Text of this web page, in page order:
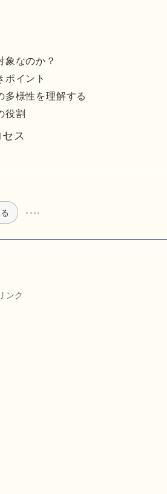
なのか？
イント
様性を理解する
役割
ス
ンク